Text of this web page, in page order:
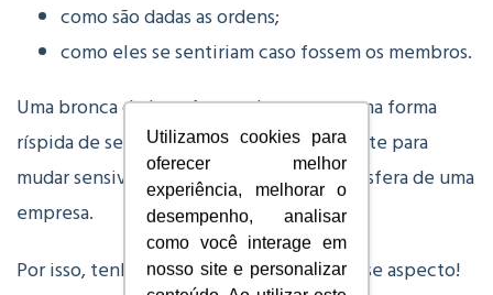
Utilizamos cookies para
oferecer melhor
experiência, melhorar o
desempenho, analisar
como você interage em
nosso site e personalizar
como são dadas as ordens;
como eles se sentiriam caso fossem os membros.
Uma bronca dada na frente dos outros, uma forma
ríspida de se dirigir, tudo isso é o suficiente para
mudar sensivelmente o ambiente, a atmosfera de uma
empresa.
Por isso, tenha toda atenção possível nesse aspecto!